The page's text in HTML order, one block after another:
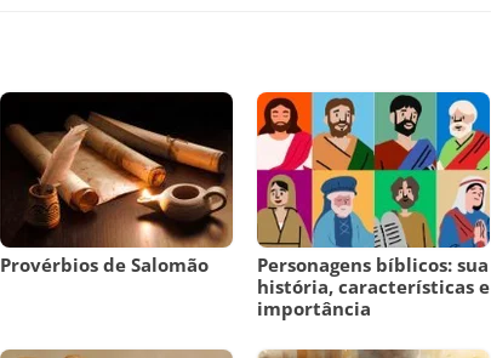
Provérbios de Salomão
Personagens bíblicos: sua
história, características e
importância